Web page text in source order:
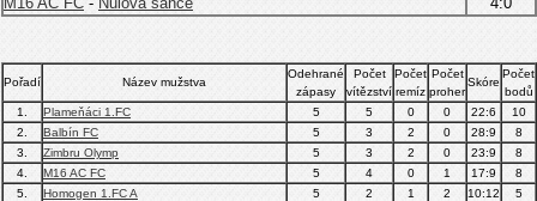
Pořadí Název mužstva
Odehrané
zápasy
Počet
vítězství
Počet
remíz
Počet
proher
Skóre
Počet
bodů
1.
Plameňáci 1.FC 5 5 0 0 22:6
10
2.
Balbín FC 5 3 2 0 28:9
8
3.
Zimbru Olymp 5 3 2 0 23:9
8
4.
M16 AC FC 5 4 0 1 17:9
8
5.
Homogen 1.FC A 5 2 1 2 10:12
5